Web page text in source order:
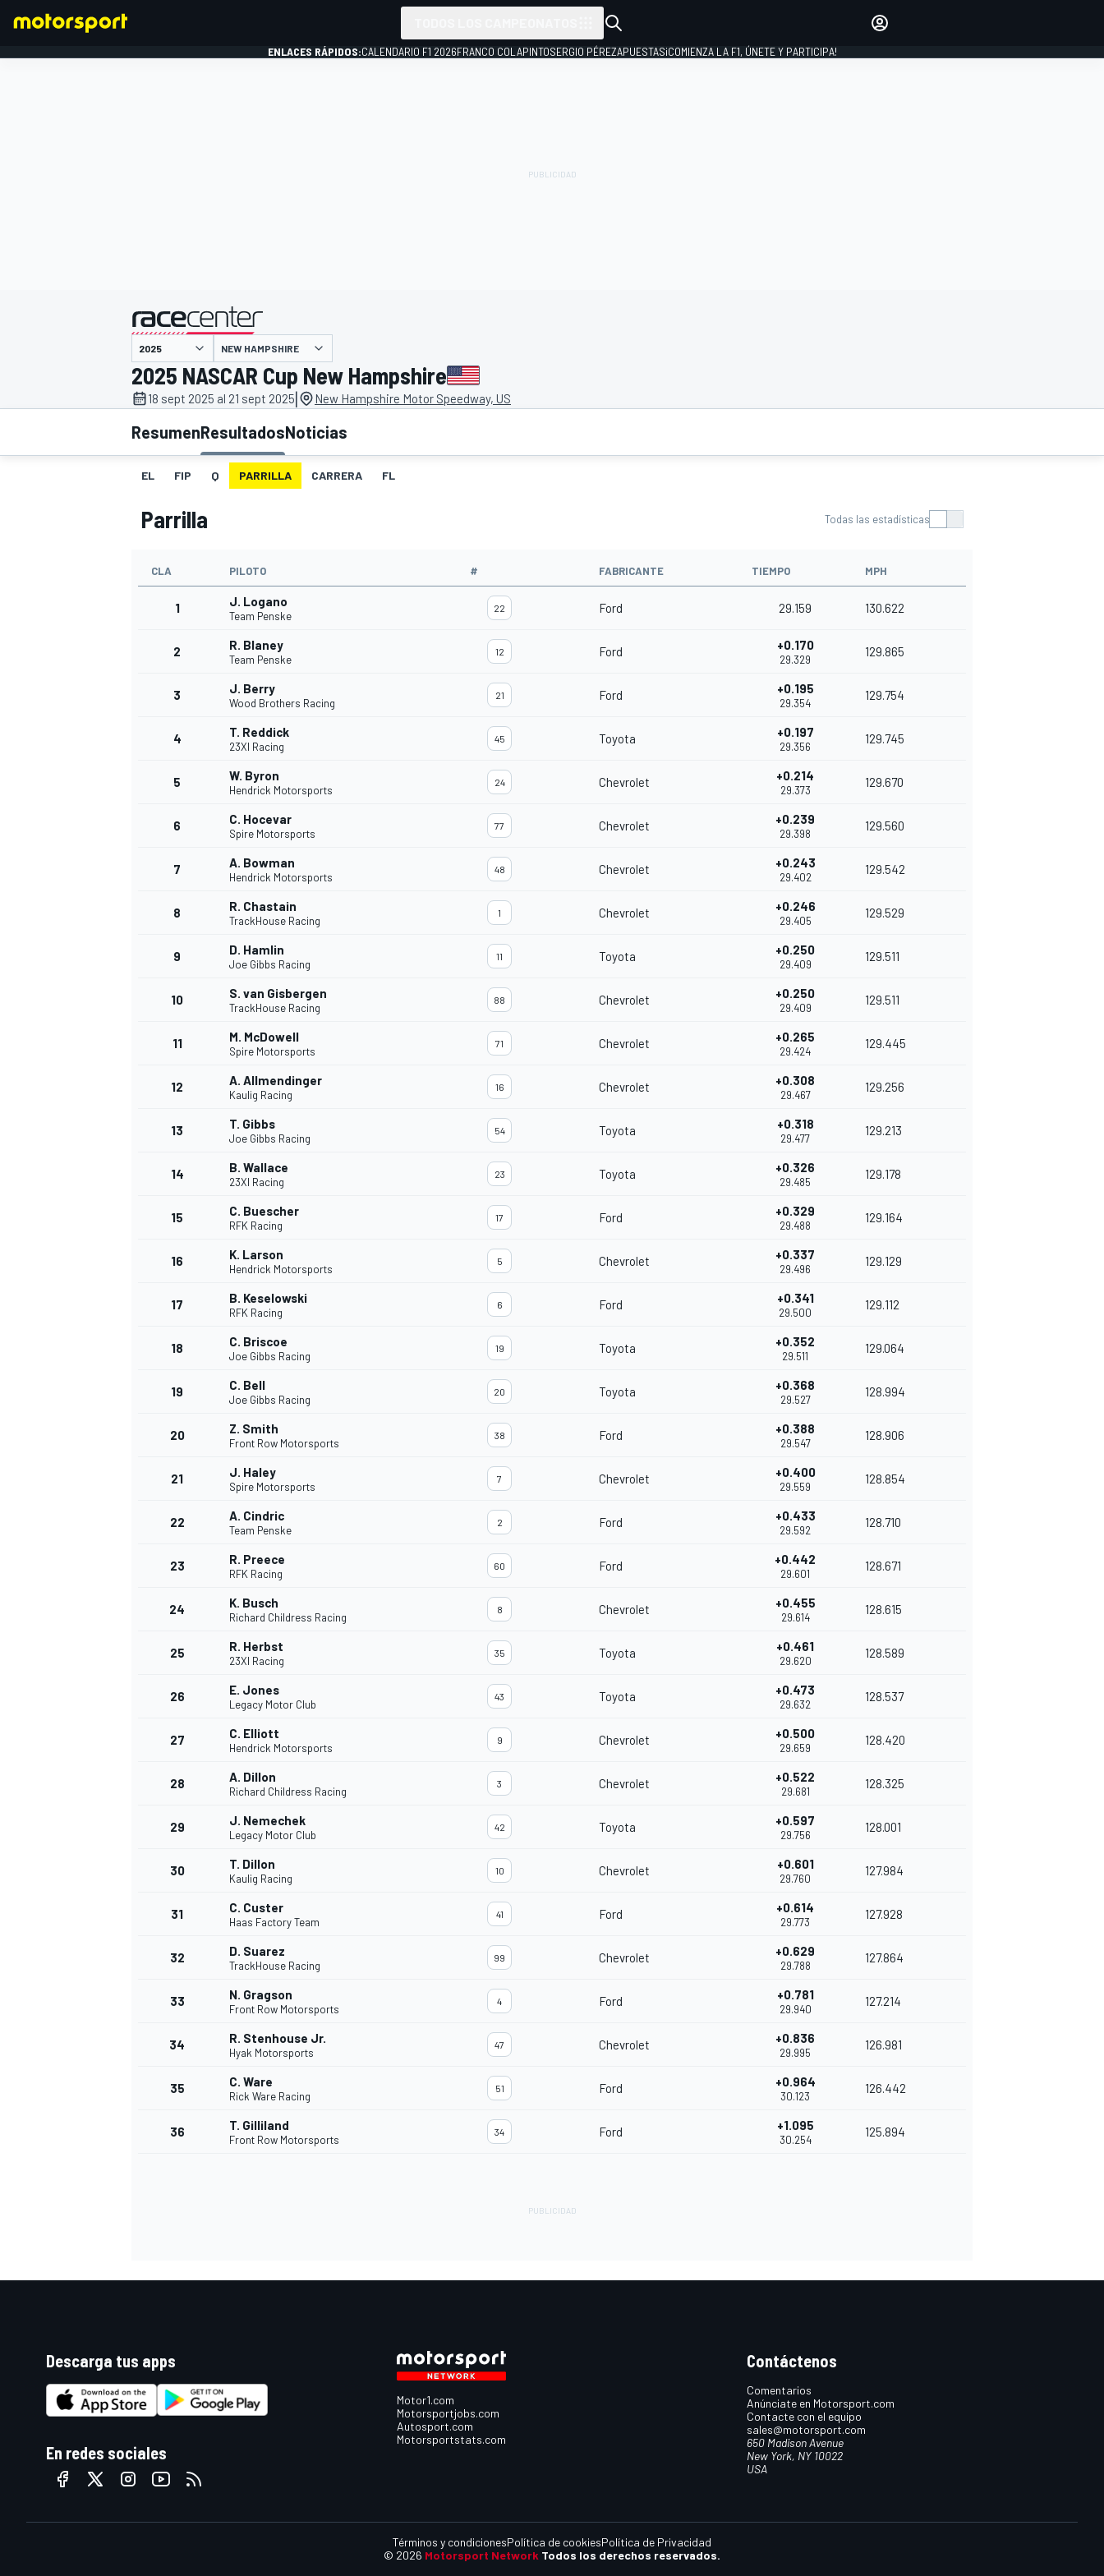
INDYCAR
FÓRMULA E
INICIAR SESIÓN
ENLACES RÁPIDOS:CALENDARIO F1 2026FRANCO COLAPINTOSERGIO PÉREZAPUESTAS¡COMIENZA LA F1, ÚNETE Y PARTICIPA!
presentado por
NEW HAMPSHIRE
2025 NASCAR Cup New Hampshire
18 sept 2025 al 21 sept 2025| New Hampshire Motor Speedway, US
ResumenResultadosNoticias
EL FIP Q PARRILLA CARRERA FL
Parrilla Todas las estadísticas
CLA PILOTO # FABRICANTE TIEMPO MPH
1 J. Logano
Team Penske
22 Ford 29.159 130.622
2 R. Blaney
Team Penske
12 Ford +0.170
29.329
129.865
3 J. Berry
Wood Brothers Racing
21 Ford +0.195
29.354
129.754
4 T. Reddick
23XI Racing
45 Toyota +0.197
29.356
129.745
5 W. Byron
Hendrick Motorsports
24 Chevrolet +0.214
29.373
129.670
6 C. Hocevar
Spire Motorsports
77 Chevrolet +0.239
29.398
129.560
7 A. Bowman
Hendrick Motorsports
48 Chevrolet +0.243
29.402
129.542
8 R. Chastain
TrackHouse Racing
1 Chevrolet +0.246
29.405
129.529
9 D. Hamlin
Joe Gibbs Racing
11 Toyota +0.250
29.409
129.511
10 S. van Gisbergen
TrackHouse Racing
88 Chevrolet +0.250
29.409
129.511
11 M. McDowell
Spire Motorsports
71 Chevrolet +0.265
29.424
129.445
12 A. Allmendinger
Kaulig Racing
16 Chevrolet +0.308
29.467
129.256
13 T. Gibbs
Joe Gibbs Racing
54 Toyota +0.318
29.477
129.213
14 B. Wallace
23XI Racing
23 Toyota +0.326
29.485
129.178
15 C. Buescher
RFK Racing
17 Ford +0.329
29.488
129.164
16 K. Larson
Hendrick Motorsports
5 Chevrolet +0.337
29.496
129.129
17 B. Keselowski
RFK Racing
6 Ford +0.341
29.500
129.112
18 C. Briscoe
Joe Gibbs Racing
19 Toyota +0.352
29.511
129.064
19 C. Bell
Joe Gibbs Racing
20 Toyota +0.368
29.527
128.994
20 Z. Smith
Front Row Motorsports
38 Ford +0.388
29.547
128.906
21 J. Haley
Spire Motorsports
7 Chevrolet +0.400
29.559
128.854
22 A. Cindric
Team Penske
2 Ford +0.433
29.592
128.710
23 R. Preece
RFK Racing
60 Ford +0.442
29.601
128.671
24 K. Busch
Richard Childress Racing
8 Chevrolet +0.455
29.614
128.615
25 R. Herbst
23XI Racing
35 Toyota +0.461
29.620
128.589
26 E. Jones
Legacy Motor Club
43 Toyota +0.473
29.632
128.537
27 C. Elliott
Hendrick Motorsports
9 Chevrolet +0.500
29.659
128.420
28 A. Dillon
Richard Childress Racing
3 Chevrolet +0.522
29.681
128.325
29 J. Nemechek
Legacy Motor Club
42 Toyota +0.597
29.756
128.001
30 T. Dillon
Kaulig Racing
10 Chevrolet +0.601
29.760
127.984
31 C. Custer
Haas Factory Team
41 Ford +0.614
29.773
127.928
32 D. Suarez
TrackHouse Racing
99 Chevrolet +0.629
29.788
127.864
33 N. Gragson
Front Row Motorsports
4 Ford +0.781
29.940
127.214
34 R. Stenhouse Jr.
Hyak Motorsports
47 Chevrolet +0.836
29.995
126.981
35 C. Ware
Rick Ware Racing
51 Ford +0.964
30.123
126.442
36 T. Gilliland
Front Row Motorsports
34 Ford +1.095
30.254
125.894
Descarga tus apps
En redes sociales
Motor1.com
Motorsportjobs.com
Autosport.com
Motorsportstats.com
Contáctenos
Comentarios
Anúnciate en Motorsport.com
Contacte con el equipo
sales@motorsport.com
650 Madison Avenue
New York, NY 10022
USA
© 2026 Motorsport Network Todos los derechos reservados.
Términos y condicionesPolítica de cookiesPolítica de Privacidad